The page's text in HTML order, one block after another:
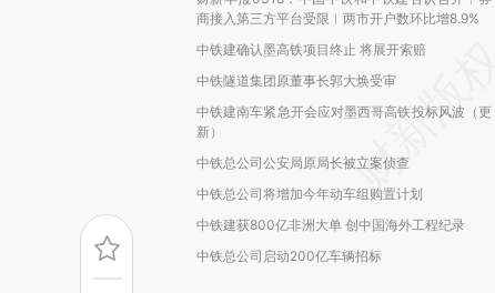
商接入第三方平台受限︱两市开户数环比增8.9%
中铁建确认墨高铁项目终止 将展开索赔
中铁隧道集团原董事长郭大焕受审
中铁建南车紧急开会应对墨西哥高铁投标风波（更
新）
中铁总公司公安局原局长被立案侦查
中铁总公司将增加今年动车组购置计划
中铁建获800亿非洲大单 创中国海外工程纪录
中铁总公司启动200亿车辆招标